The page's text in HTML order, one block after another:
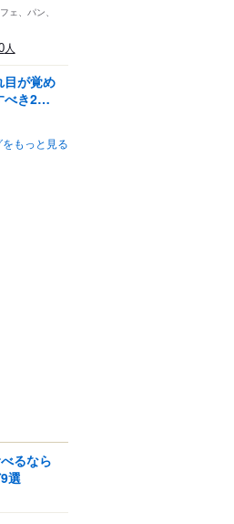
フェ、パン、
人
目が覚め
べき2
もっと見る
るなら
選